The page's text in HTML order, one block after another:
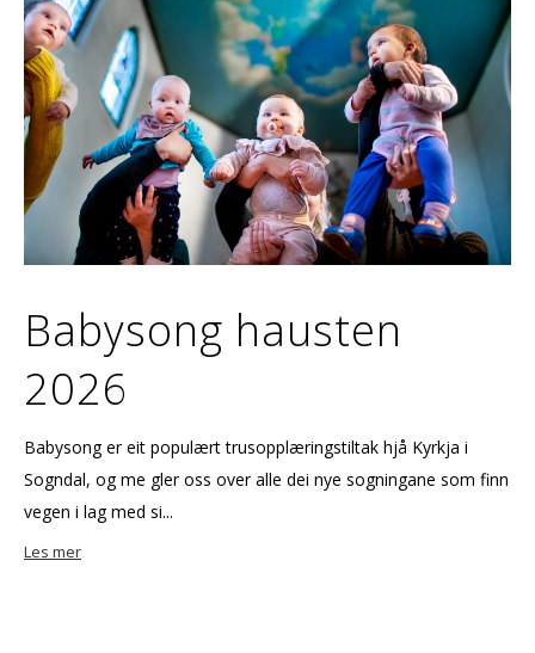
Babysong hausten
2026
Babysong er eit populært trusopplæringstiltak hjå Kyrkja i
Sogndal, og me gler oss over alle dei nye sogningane som finn
vegen i lag med si...
Les mer